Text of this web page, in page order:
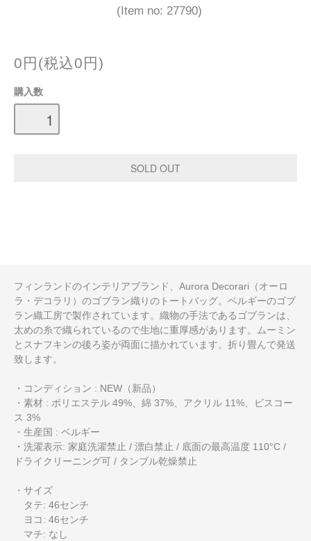
(Item no: 27790)
0円(税込0円)
購入数
フィンランドのインテリアブランド、Aurora Decorari（オーロ
ラ・デコラリ）のゴブラン織りのトートバッグ。ベルギーのゴブ
ラン織工房で製作されています。織物の手法であるゴブランは、
太めの糸で織られているので生地に重厚感があります。ムーミン
とスナフキンの後ろ姿が両面に描かれています。折り畳んで発送
致します。
・コンディション : NEW（新品）
・素材 : ポリエステル 49%、綿 37%、アクリル 11%、ビスコー
ス 3%
・生産国 : ベルギー
・洗濯表示: 家庭洗濯禁止 / 漂白禁止 / 底面の最高温度 110°C /
ドライクリーニング可 / タンブル乾燥禁止
・サイズ
タテ: 46センチ
ヨコ: 46センチ
マチ: なし